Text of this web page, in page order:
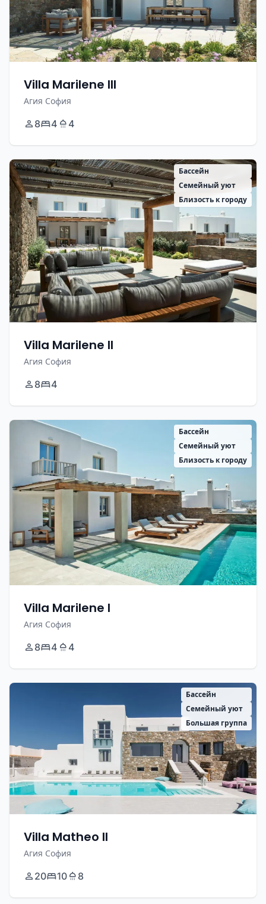
Villa Marilene III
Агия София
8 4 4
Бассейн
Семейный уют
Близость к городу
Villa Marilene II
Агия София
8 4
Бассейн
Семейный уют
Близость к городу
Villa Marilene I
Агия София
8 4 4
Бассейн
Семейный уют
Большая группа
Villa Matheo II
Агия София
20 10 8